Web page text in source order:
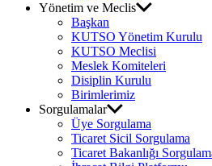
Yönetim ve Meclis
Başkan
KUTSO Yönetim Kurulu
KUTSO Meclisi
Meslek Komiteleri
Disiplin Kurulu
Birimlerimiz
Sorgulamalar
Üye Sorgulama
Ticaret Sicil Sorgulama
Ticaret Bakanlığı